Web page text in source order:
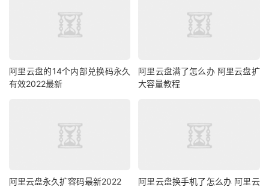
阿里云盘的14个内部兑换码永久
有效2022最新
阿里云盘满了怎么办 阿里云盘扩
大容量教程
阿里云盘永久扩容码最新2022
阿里云盘换手机了怎么办 阿里云